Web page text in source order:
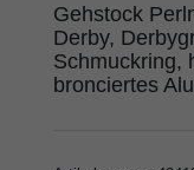
Gehstock
Derby,
Schmuckring,
bronciertes